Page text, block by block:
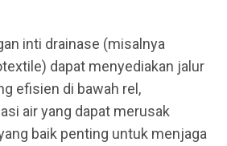
inti drainase (misalnya
dapat menyediakan jalur
efisien di bawah rel,
air yang dapat merusak
baik penting untuk menjaga